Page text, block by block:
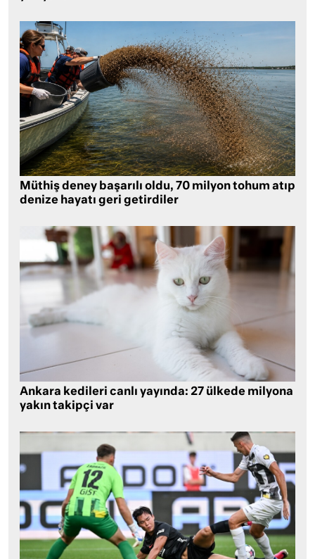
Müthiş deney başarılı oldu, 70 milyon tohum atıp
denize hayatı geri getirdiler
Ankara kedileri canlı yayında: 27 ülkede milyona
yakın takipçi var